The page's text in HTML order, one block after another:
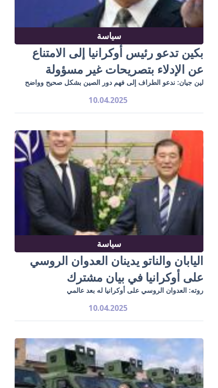
سياسة
بكين تدعو رئيس أوكرانيا إلى الامتناع
عن الإدلاء بتصريحات غير مسؤولة
لين جيان: ندعو الطراف إلى فهم دور الصين بشكل صحيح وواضح
10.04.2025
سياسة
اليابان والناتو يدينان العدوان الروسي
على أوكرانيا في بيان مشترك
روته: العدوان الروسي على أوكرانيا له بعد عالمي
10.04.2025